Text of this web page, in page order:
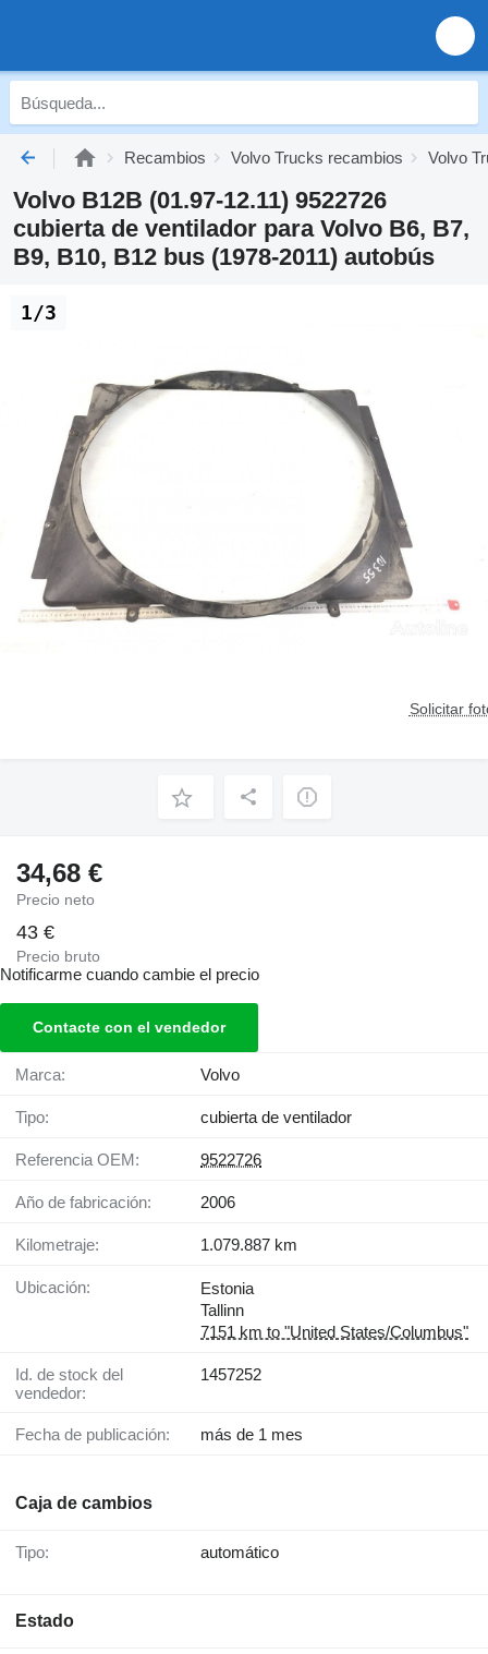
Recambios Volvo Trucks recambios Volvo
Volvo B12B (01.97-12.11) 9522726
cubierta de ventilador para Volvo B6, B7,
B9, B10, B12 bus (1978-2011) autobús
Solicitar
1/3
34,68 €
Precio neto
43 €
Precio bruto
Notificarme cuando cambie el precio
Contacte con el vendedor
Marca: Volvo
Tipo: cubierta de ventilador
Referencia OEM: 9522726
Año de fabricación: 2006
Kilometraje: 1.079.887 km
Ubicación:
Estonia
Tallinn
7151 km to "United States/Columbus"
Id. de stock del
vendedor:
1457252
Fecha de publicación: más de 1 mes
Caja de cambios
Tipo: automático
Estado